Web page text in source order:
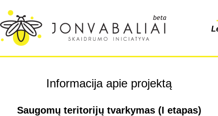
Informacija apie projektą
Saugomų teritorijų tvarkymas (I etapas)